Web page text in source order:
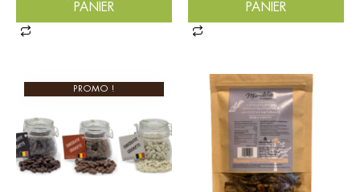
PANIER
PANIER
PROMO !